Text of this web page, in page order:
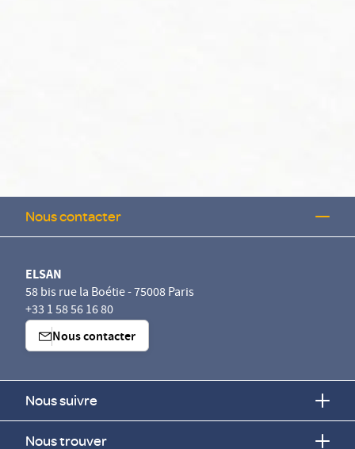
Nous contacter
ELSAN
58 bis rue la Boétie - 75008 Paris
+33 1 58 56 16 80
Nous contacter
Nous suivre
Nous trouver